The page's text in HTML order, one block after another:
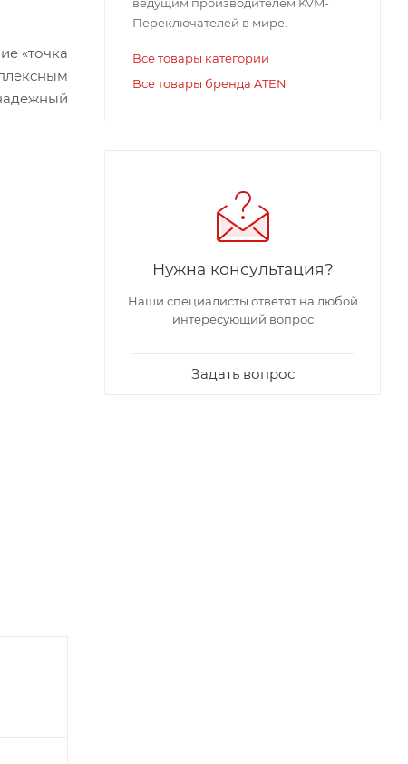
«точка
Переключателей в мире.
Все товары категории
Все товары бренда ATEN
Нужна консультация?
Наши специалисты ответят на любой
интересующий вопрос
Задать вопрос